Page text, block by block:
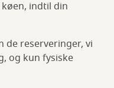
indtil din
de reserveringer, vi
og kun fysiske